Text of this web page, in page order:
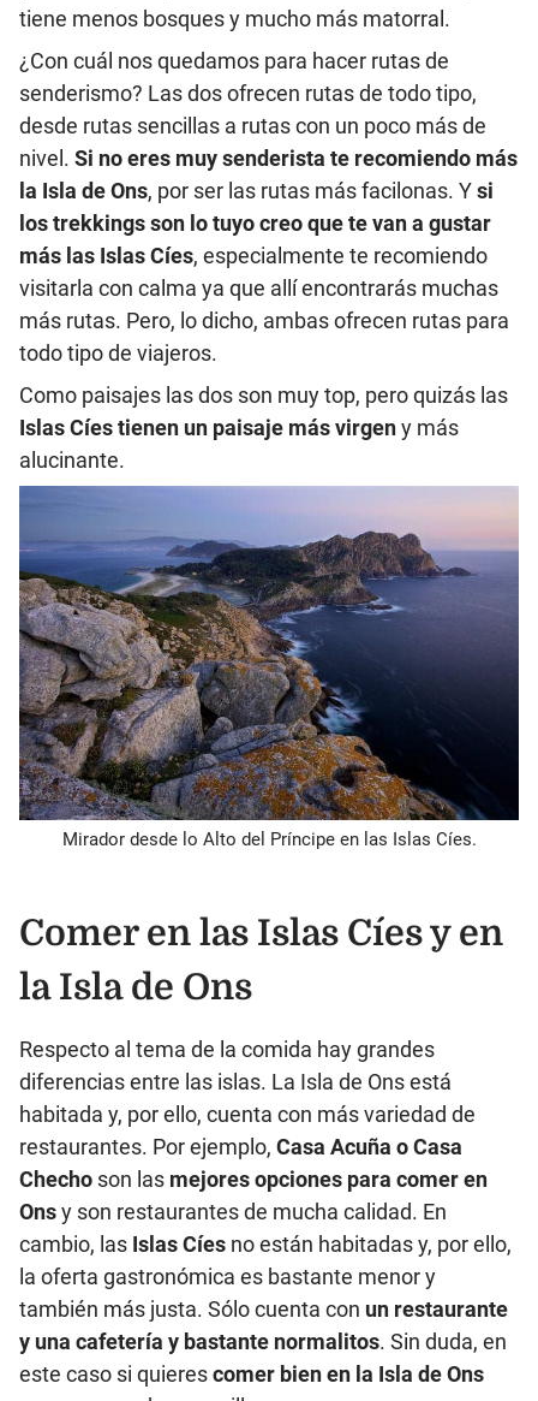
tiene menos bosques y mucho más matorral.
¿Con cuál nos quedamos para hacer rutas de
senderismo? Las dos ofrecen rutas de todo tipo,
desde rutas sencillas a rutas con un poco más de
nivel. Si no eres muy senderista te recomiendo más
la Isla de Ons, por ser las rutas más facilonas. Ysi
los trekkings son lo tuyo creo que te van a gustar
más las Islas Cíes, especialmente te recomiendo
visitarla con calma ya que allí encontrarás muchas
más rutas. Pero, lo dicho, ambas ofrecen rutas para
todo tipo de viajeros.
Como paisajes las dos son muy top, pero quizás las
Islas Cíes tienen un paisaje más virgeny más
alucinante.
Mirador desde lo Alto del Príncipe en las Islas Cíes.
Comer en las Islas Cíes y en
la Isla de Ons
Respecto al tema de la comida hay grandes
diferencias entre las islas. La Isla de Ons está
habitada y, por ello, cuenta con más variedad de
restaurantes. Por ejemplo, Casa Acuña o Casa
Checho son las mejores opciones para comer en
Onsy son restaurantes de mucha calidad. En
cambio, las Islas Cíes no están habitadas y, por ello,
la oferta gastronómica es bastante menor y
también más justa. Sólo cuenta con un restaurante
y una cafetería y bastante normalitos. Sin duda, en
este caso si quierescomer bien en la Isla de Ons